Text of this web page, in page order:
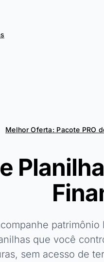
Melhor Oferta: Pacote PRO
que você
sem acesso de